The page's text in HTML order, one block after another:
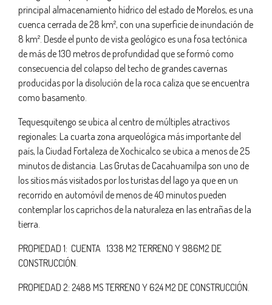
principal almacenamiento hídrico del estado de Morelos, es una
cuenca cerrada de 28 km², con una superficie de inundación de
8 km². Desde el punto de vista geológico es una fosa tectónica
de más de 130 metros de profundidad que se formó como
consecuencia del colapso del techo de grandes cavernas
producidas por la disolución de la roca caliza que se encuentra
como basamento.
Tequesquitengo se ubica al centro de múltiples atractivos
regionales: La cuarta zona arqueológica más importante del
país, la Ciudad Fortaleza de Xochicalco se ubica a menos de 25
minutos de distancia. Las Grutas de Cacahuamilpa son uno de
los sitios más visitados por los turistas del lago ya que en un
recorrido en automóvil de menos de 40 minutos pueden
contemplar los caprichos de la naturaleza en las entrañas de la
tierra.
PROPIEDAD 1: CUENTA 1338 M2 TERRENO Y 986M2 DE
CONSTRUCCIÓN.
PROPIEDAD 2: 2488 MS TERRENO Y 624 M2 DE CONSTRUCCIÓN.